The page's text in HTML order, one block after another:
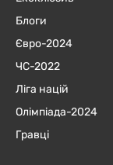
Блоги
Євро-2024
ЧC-2022
Ліга націй
Олімпіада-2024
Гравці